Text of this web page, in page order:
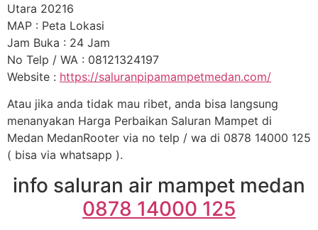
Utara 20216
MAP : Peta Lokasi
Jam Buka : 24 Jam
No Telp / WA : 08121324197
Website : https://saluranpipamampetmedan.com/
Atau jika anda tidak mau ribet, anda bisa langsung
menanyakan Harga Perbaikan Saluran Mampet di
Medan MedanRooter via no telp / wa di 0878 14000 125
( bisa via whatsapp ).
info saluran air mampet medan
0878 14000 125